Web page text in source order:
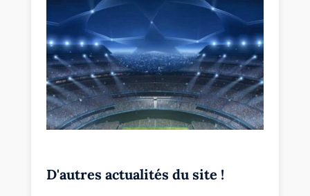
D'autres actualités du site !